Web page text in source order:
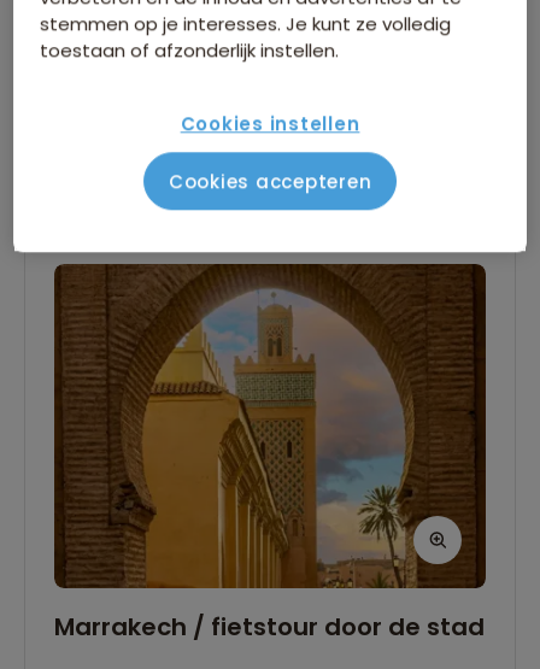
ontworpen door Jacques Majorelle en later
eigendom van Yves Saint Laurent. Voor de
vluchtschema.
Lees verder
Marrakech / fietstour door de stad
stemmen op je interesses. Je kunt ze volledig
toestaan of afzonderlijk instellen.
Cookies instellen
Cookies accepteren